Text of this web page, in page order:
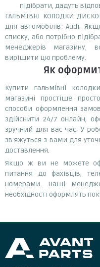
підібрати, дадуть
ГАЛЬМІВНІ КОЛОДКИ
для автомобілів: Audi.
списку, або потрібно
менеджерів магазину,
вирішити цю проблему.
Як
Купити гальмівні
магазині простіше
способи оформлення
здійснити 24/7 онлайн,
зручний для вас час. У
зв'яжуться з вами для
доставлення.
Якщо ж ви не можете
питання до фахівців,
номерами. Наші
необхідності оформлять